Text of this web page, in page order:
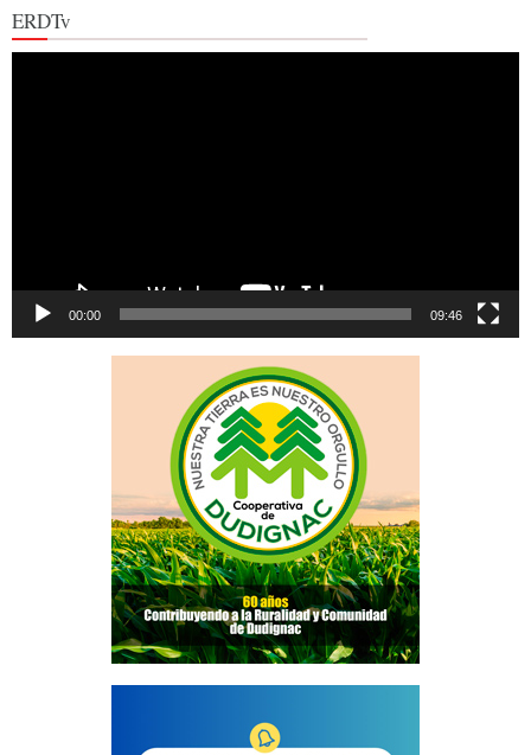
ERDTv
00:00 09:46